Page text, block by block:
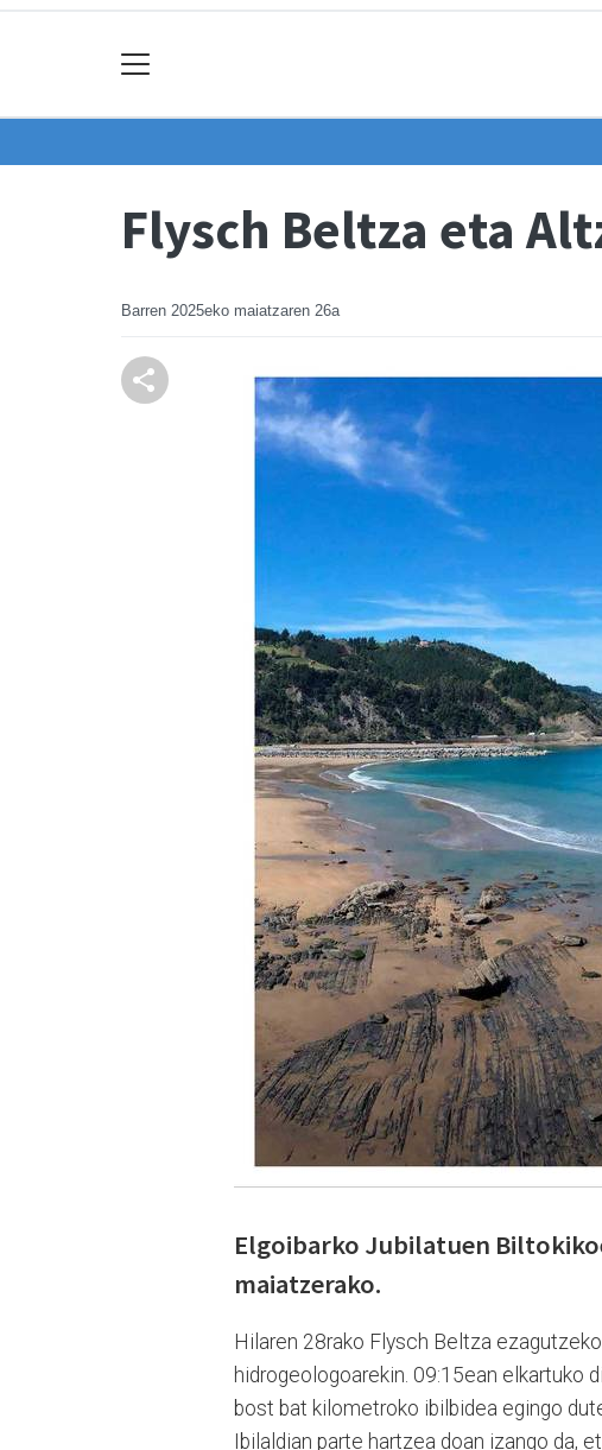
Flysch Beltza eta
Barren 2025eko maiatzaren 26a
Elgoibarko Jubilatuen
maiatzerako.
Hilaren 28rako Flysch Beltza
hidrogeologoarekin. 09:15ean elkartuko
bost bat kilometroko ibilbidea egingo
Ibilaldian parte hartzea doan izango da,